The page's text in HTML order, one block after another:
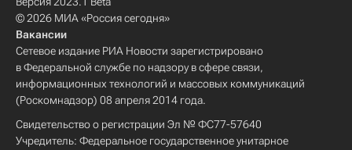
© 2026 МИА «Россия сегодня»
Вакансии
Сетевое издание РИА Новости зарегистрировано
в Федеральной службе по надзору в сфере связи,
информационных технологий и массовых коммуникаций
(Роскомнадзор) 08 апреля 2014 года.
Свидетельство о регистрации Эл № ФС77-57640
Учредитель: Федеральное государственное унитарное